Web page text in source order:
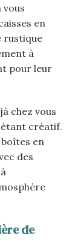
en
rustique
à
pour leur
chez vous
étant créatif.
en
des
de